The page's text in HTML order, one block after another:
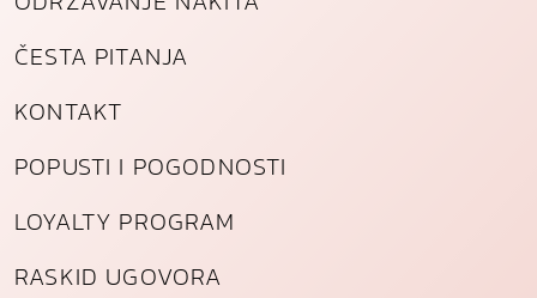
ČESTA PITANJA
KONTAKT
POPUSTI I POGODNOSTI
LOYALTY PROGRAM
RASKID UGOVORA